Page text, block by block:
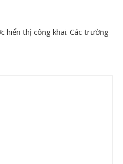
hiển thị công khai. Các trường